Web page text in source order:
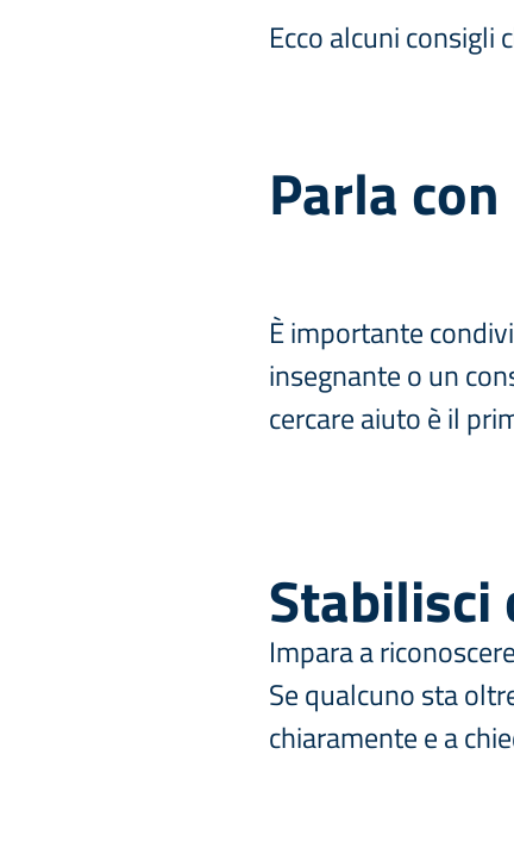
Ecco alcuni consigli
Parla
È importante
insegnante o un
cercare aiuto è il
Stabilisci
Impara a
Se qualcuno sta
chiaramente e a